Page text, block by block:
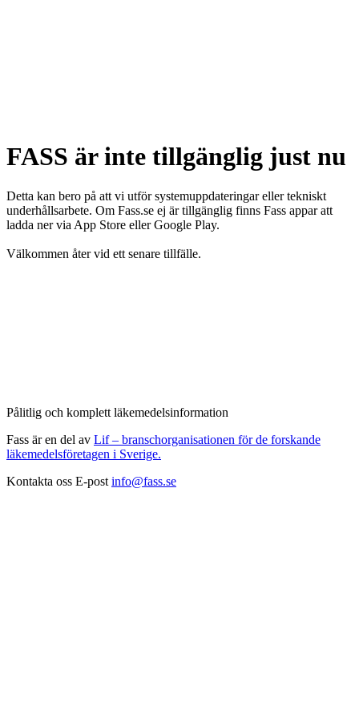
FASS är inte tillgänglig just nu
Detta kan bero på att vi utför systemuppdateringar eller tekniskt
underhållsarbete. Om Fass.se ej är tillgänglig finns Fass appar att
ladda ner via App Store eller Google Play.
Välkommen åter vid ett senare tillfälle.
Pålitlig och komplett läkemedelsinformation
Fass är en del av Lif – branschorganisationen för de forskande
läkemedelsföretagen i Sverige.
Kontakta oss E-post info@fass.se